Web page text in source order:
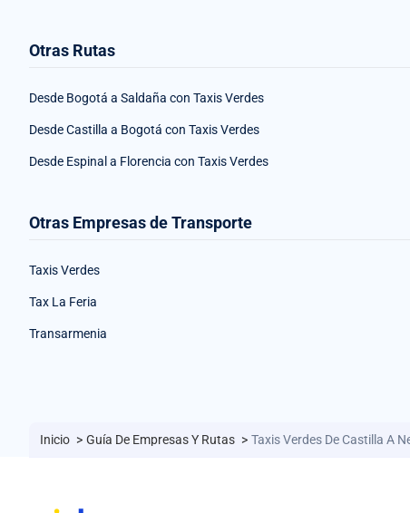
Otras Rutas
Desde Bogotá a Saldaña con Taxis Verdes
Desde Castilla a Bogotá con Taxis Verdes
Desde Espinal a Florencia con Taxis Verdes
Otras Empresas de Transporte
Taxis Verdes
Tax La Feria
Transarmenia
Inicio > Guía De Empresas Y Rutas > Taxis Verdes De Castilla A